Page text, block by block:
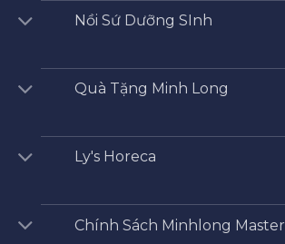
Nồi Sứ Dưỡng SInh
Quà Tặng Minh Long
Ly's Horeca
Chính Sách Minhlong Master